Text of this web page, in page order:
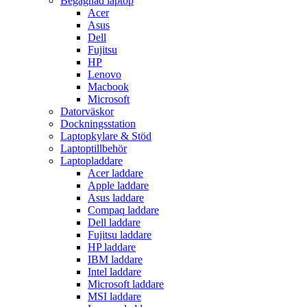
Acer
Asus
Dell
Fujitsu
HP
Lenovo
Macbook
Microsoft
Datorväskor
Dockningsstation
Laptopkylare & Stöd
Laptoptillbehör
Laptopladdare
Acer laddare
Apple laddare
Asus laddare
Compaq laddare
Dell laddare
Fujitsu laddare
HP laddare
IBM laddare
Intel laddare
Microsoft laddare
MSI laddare